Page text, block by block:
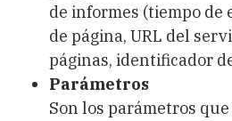
de informes (tiempo de
de página, URL del
páginas, identificador
Parámetros
Son los parámetros